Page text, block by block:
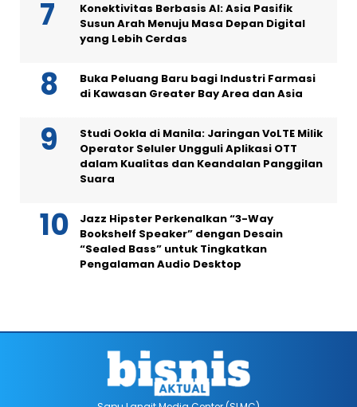
Konektivitas Berbasis AI: Asia Pasifik
Susun Arah Menuju Masa Depan Digital
yang Lebih Cerdas
Buka Peluang Baru bagi Industri Farmasi
di Kawasan Greater Bay Area dan Asia
Studi Ookla di Manila: Jaringan VoLTE Milik
Operator Seluler Ungguli Aplikasi OTT
dalam Kualitas dan Keandalan Panggilan
Suara
Jazz Hipster Perkenalkan “3-Way
Bookshelf Speaker” dengan Desain
“Sealed Bass” untuk Tingkatkan
Pengalaman Audio Desktop